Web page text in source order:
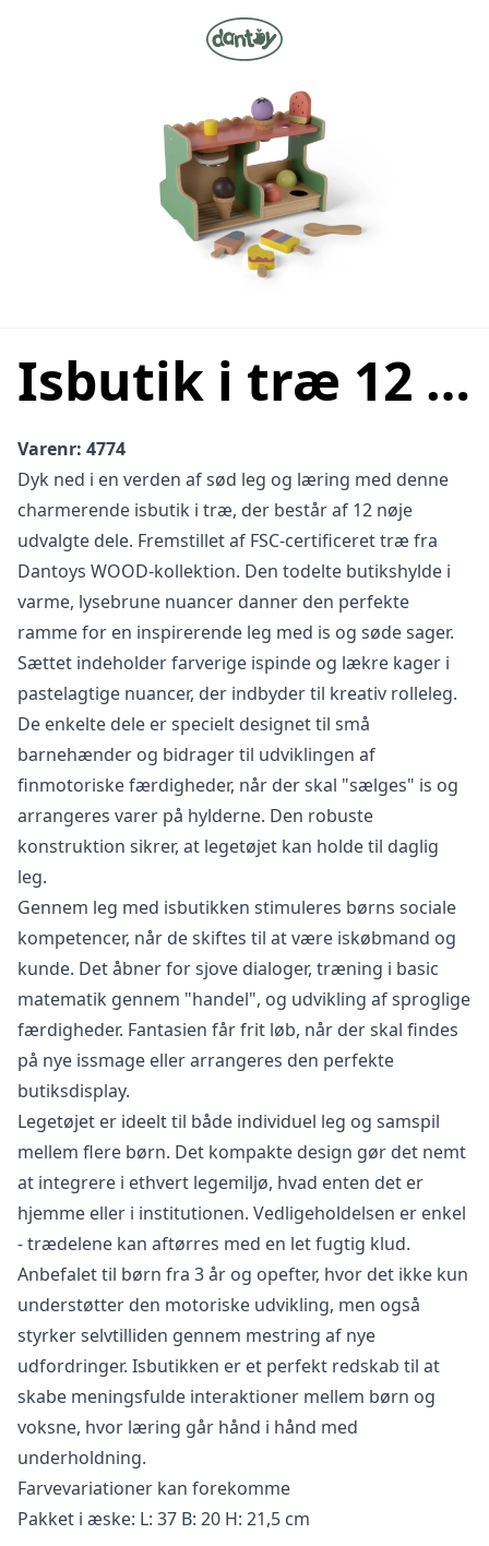
Isbutik i træ 12 dele
Varenr: 4774
Dyk ned i en verden af sød leg og læring med denne
charmerende isbutik i træ, der består af 12 nøje
udvalgte dele. Fremstillet af FSC-certificeret træ fra
Dantoys WOOD-kollektion. Den todelte butikshylde i
varme, lysebrune nuancer danner den perfekte
ramme for en inspirerende leg med is og søde sager.
Sættet indeholder farverige ispinde og lækre kager i
pastelagtige nuancer, der indbyder til kreativ rolleleg.
De enkelte dele er specielt designet til små
barnehænder og bidrager til udviklingen af
finmotoriske færdigheder, når der skal "sælges" is og
arrangeres varer på hylderne. Den robuste
konstruktion sikrer, at legetøjet kan holde til daglig
leg.
Gennem leg med isbutikken stimuleres børns sociale
kompetencer, når de skiftes til at være iskøbmand og
kunde. Det åbner for sjove dialoger, træning i basic
matematik gennem "handel", og udvikling af sproglige
færdigheder. Fantasien får frit løb, når der skal findes
på nye issmage eller arrangeres den perfekte
butiksdisplay.
Legetøjet er ideelt til både individuel leg og samspil
mellem flere børn. Det kompakte design gør det nemt
at integrere i ethvert legemiljø, hvad enten det er
hjemme eller i institutionen. Vedligeholdelsen er enkel
- trædelene kan aftørres med en let fugtig klud.
Anbefalet til børn fra 3 år og opefter, hvor det ikke kun
understøtter den motoriske udvikling, men også
styrker selvtilliden gennem mestring af nye
udfordringer. Isbutikken er et perfekt redskab til at
skabe meningsfulde interaktioner mellem børn og
voksne, hvor læring går hånd i hånd med
underholdning.
Farvevariationer kan forekomme
Pakket i æske: L: 37 B: 20 H: 21,5 cm